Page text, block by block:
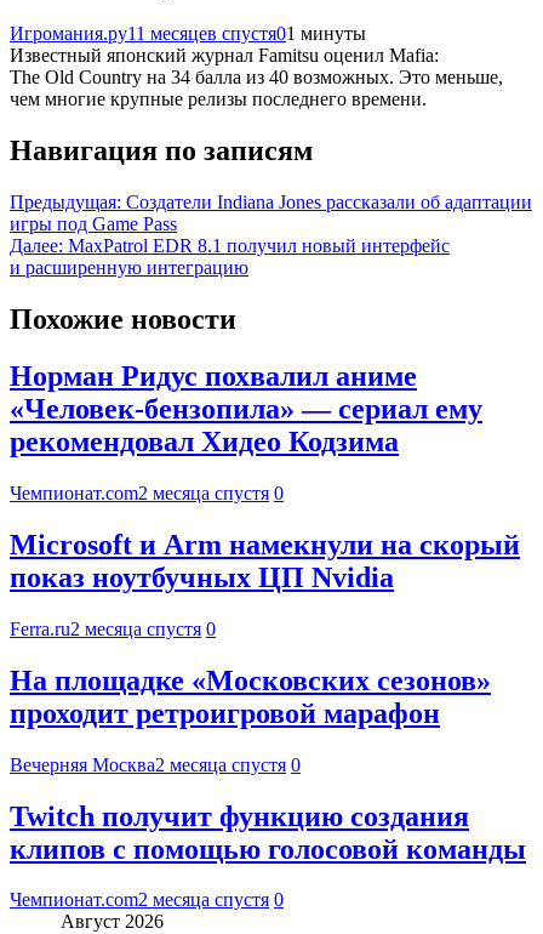
Игромания.ру11 месяцев спустя01 минуты
Известный японский журнал Famitsu оценил Mafia:
The Old Country на 34 балла из 40 возможных. Это меньше,
чем многие крупные релизы последнего времени.
Навигация по записям
Предыдущая: Создатели Indiana Jones рассказали об адаптации
игры под Game Pass
Далее: MaxPatrol EDR 8.1 получил новый интерфейс
и расширенную интеграцию
Похожие новости
Норман Ридус похвалил аниме
«Человек-бензопила» — сериал ему
рекомендовал Хидео Кодзима
Чемпионат.com2 месяца спустя 0
Microsoft и Arm намекнули на скорый
показ ноутбучных ЦП Nvidia
Ferra.ru2 месяца спустя 0
На площадке «Московских сезонов»
проходит ретроигровой марафон
Вечерняя Москва2 месяца спустя 0
Twitch получит функцию создания
клипов с помощью голосовой команды
Чемпионат.com2 месяца спустя 0
Август 2026